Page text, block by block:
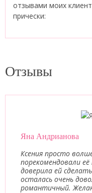
отзывами моих
прически:
Отзывы
Яна Андрианова
Ксения просто
порекомендовали
доверила ей
осталась очень
романтичный.